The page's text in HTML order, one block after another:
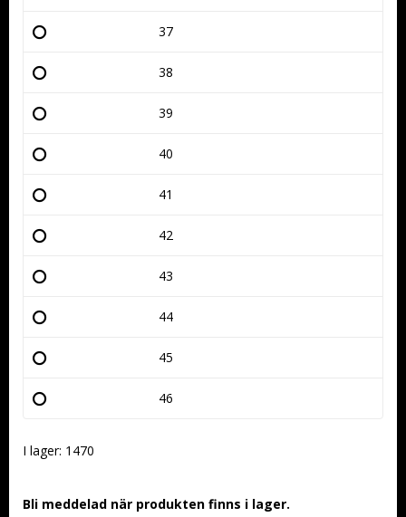
37
38
39
40
41
42
43
44
45
46
I lager: 1470
Bli meddelad när produkten finns i lager.